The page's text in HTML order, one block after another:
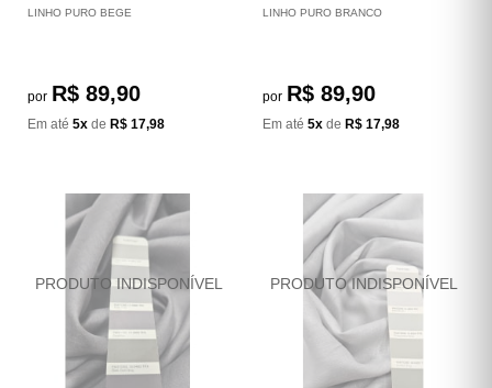
LINHO PURO BEGE
por R$ 89,90
Em até 5x de R$ 17,98
LINHO PURO BRANCO
por R$ 89,90
Em até 5x de R$ 17,98